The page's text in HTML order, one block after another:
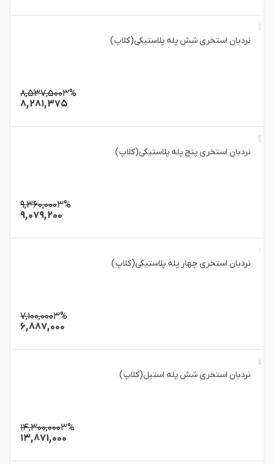
نردبان استخری شش پله پلاستیکی(کلاپ)
۸,۵۳۷,۵۰۰۳%
۸,۲۸۱,۳۷۵
نردبان استخری پنج پله پلاستیکی(کلاپ)
۹,۳۶۰,۰۰۰۳%
۹,۰۷۹,۲۰۰
نردبان استخری چهار پله پلاستیکی(کلاپ)
۷,۱۰۰,۰۰۰۳%
۶,۸۸۷,۰۰۰
نردبان استخری شش پله استیل(کلاپ)
۱۴,۳۰۰,۰۰۰۳%
۱۳,۸۷۱,۰۰۰